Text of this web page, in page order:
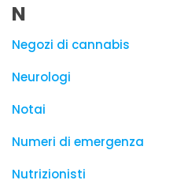
N
Negozi di cannabis
Neurologi
Notai
Numeri di emergenza
Nutrizionisti